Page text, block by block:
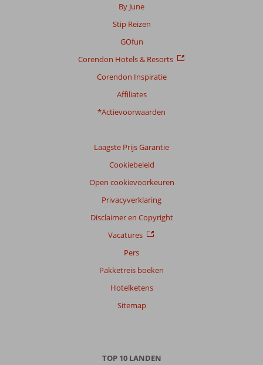
By June
Stip Reizen
GOfun
Corendon Hotels & Resorts
Corendon Inspiratie
Affiliates
*Actievoorwaarden
Laagste Prijs Garantie
Cookiebeleid
Open cookievoorkeuren
Privacyverklaring
Disclaimer en Copyright
Vacatures
Pers
Pakketreis boeken
Hotelketens
Sitemap
TOP 10 LANDEN